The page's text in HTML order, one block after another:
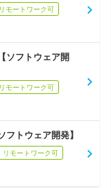
リモートワーク可
ソフトウェア開
リモートワーク可
トウェア開発】
リモートワーク可